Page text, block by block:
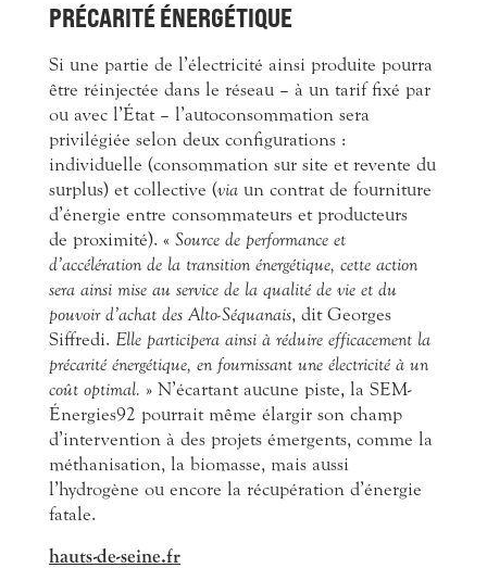
PRÉCARITÉ ÉNERGÉTIQUE
Si une partie de l’électricité ainsi produite pourra
être réinjectée dans le réseau – à un tarif fixé par
ou avec l’État – l’autoconsommation sera
privilégiée selon deux configurations :
individuelle (consommation sur site et revente du
surplus) et collective (via un contrat de fourniture
d’énergie entre consommateurs et producteurs
de proximité). « Source de performance et
d’accélération de la transition énergétique, cette action
sera ainsi mise au service de la qualité de vie et du
pouvoir d’achat des Alto-Séquanais, dit Georges
Siffredi. Elle participera ainsi à réduire efficacement la
précarité énergétique, en fournissant une électricité à un
coût optimal. » N’écartant aucune piste, la SEM-
Énergies92 pourrait même élargir son champ
d’intervention à des projets émergents, comme la
méthanisation, la biomasse, mais aussi
l’hydrogène ou encore la récupération d’énergie
fatale.
hauts-de-seine.fr